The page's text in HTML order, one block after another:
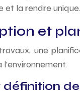
et la rendre
et
une